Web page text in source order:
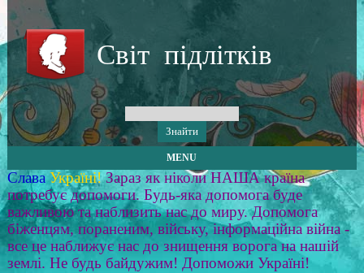
Світ підлітків
MENU
Слава Україні! Зараз як ніколи НАША країна
потребує допомоги. Будь-яка допомога буде
важливою та наблизить нас до миру. Допомога
біженцям, пораненим, війську, інформаційна війна -
все це наближує нас до знищення ворога на нашій
землі. Не будь байдужим! Допоможи Україні!